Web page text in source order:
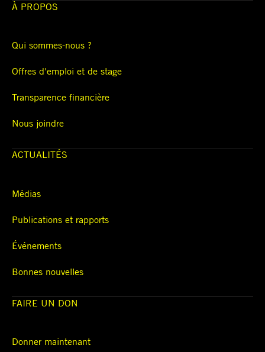
À PROPOS
Qui sommes-nous ?
Offres d'emploi et de stage
Transparence financière
Nous joindre
ACTUALITÉS
Médias
Publications et rapports
Événements
Bonnes nouvelles
FAIRE UN DON
Donner maintenant